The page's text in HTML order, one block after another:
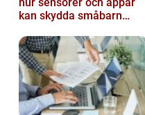
kan skydda småbarn